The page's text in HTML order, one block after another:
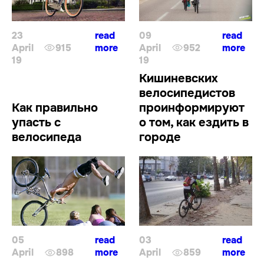
23
April
19
915
read
more
09
April
19
952
read
more
Как правильно
упасть с
велосипеда
05
April
898
read
more
Кишиневских
велосипедистов
проинформируют
о том, как ездить в
городе
03
April
859
read
more